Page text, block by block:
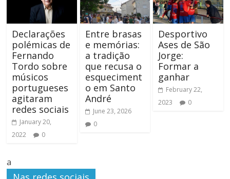
Declarações
polémicas de
Fernando
Tordo sobre
músicos
portugueses
agitaram
redes sociais
January 20,
2022
0
Entre brasas
e memórias:
a tradição
que recusa o
esqueciment
o em Santo
André
June 23, 2026
0
Desportivo
Ases de São
Jorge:
Formar a
ganhar
February 22,
2023
0
a